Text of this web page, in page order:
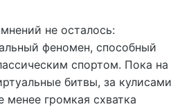
не осталось:
феномен, способный
спортом. Пока на
битвы, за кулисами
менее громкая схватка